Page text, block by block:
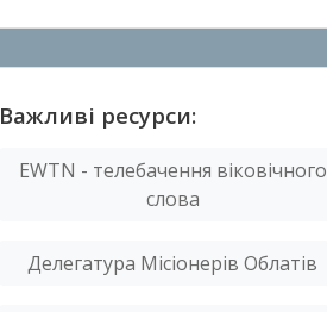
Важливі ресурси:
EWTN - телебачення віковічного
слова
Делегатура Місіонерів Облатів